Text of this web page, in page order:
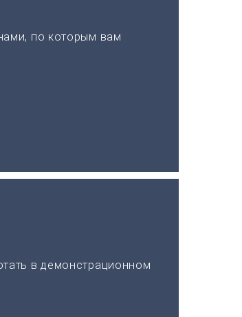
по которым вам
в демонстрационном